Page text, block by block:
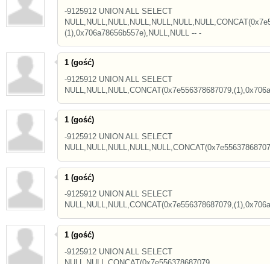
-9125912 UNION ALL SELECT
(1),0x706a78656b557e),NULL,NULL -- -
1 (gość)
-9125912 UNION ALL SELECT
1 (gość)
-9125912 UNION ALL SELECT
1 (gość)
-9125912 UNION ALL SELECT
1 (gość)
-9125912 UNION ALL SELECT